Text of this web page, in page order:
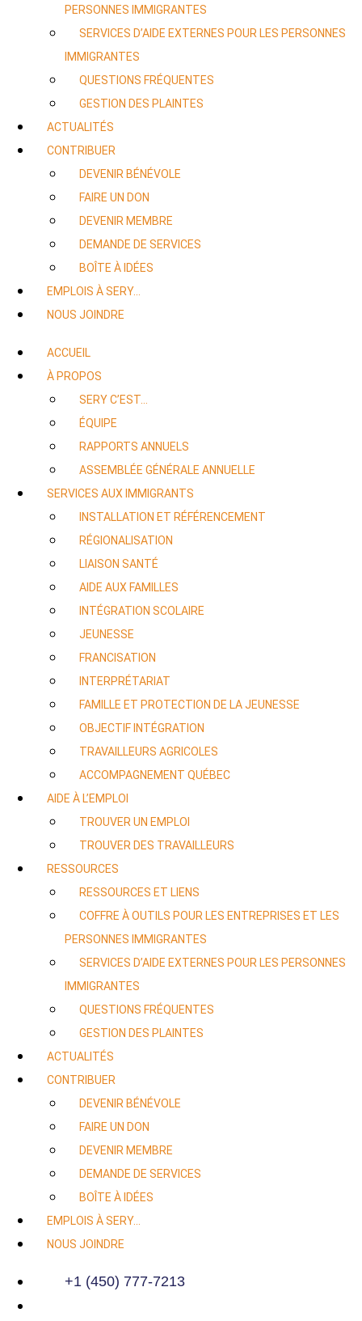
PERSONNES IMMIGRANTES
SERVICES D’AIDE EXTERNES POUR LES PERSONNES
IMMIGRANTES
QUESTIONS FRÉQUENTES
GESTION DES PLAINTES
ACTUALITÉS
CONTRIBUER
DEVENIR BÉNÉVOLE
FAIRE UN DON
DEVENIR MEMBRE
DEMANDE DE SERVICES
BOÎTE À IDÉES
EMPLOIS À SERY…
NOUS JOINDRE
ACCUEIL
À PROPOS
SERY C’EST…
ÉQUIPE
RAPPORTS ANNUELS
ASSEMBLÉE GÉNÉRALE ANNUELLE
SERVICES AUX IMMIGRANTS
INSTALLATION ET RÉFÉRENCEMENT
RÉGIONALISATION
LIAISON SANTÉ
AIDE AUX FAMILLES
INTÉGRATION SCOLAIRE
JEUNESSE
FRANCISATION
INTERPRÉTARIAT
FAMILLE ET PROTECTION DE LA JEUNESSE
OBJECTIF INTÉGRATION
TRAVAILLEURS AGRICOLES
ACCOMPAGNEMENT QUÉBEC
AIDE À L’EMPLOI
TROUVER UN EMPLOI
TROUVER DES TRAVAILLEURS
RESSOURCES
RESSOURCES ET LIENS
COFFRE À OUTILS POUR LES ENTREPRISES ET LES
PERSONNES IMMIGRANTES
SERVICES D’AIDE EXTERNES POUR LES PERSONNES
IMMIGRANTES
QUESTIONS FRÉQUENTES
GESTION DES PLAINTES
ACTUALITÉS
CONTRIBUER
DEVENIR BÉNÉVOLE
FAIRE UN DON
DEVENIR MEMBRE
DEMANDE DE SERVICES
BOÎTE À IDÉES
EMPLOIS À SERY…
NOUS JOINDRE
+1 (450) 777-7213